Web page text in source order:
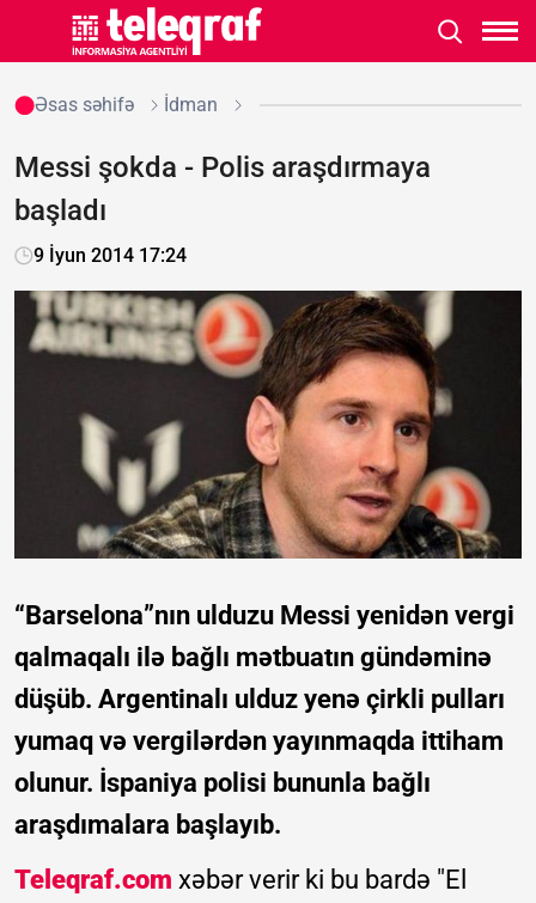
Əsas səhifə İdman
Messi şokda - Polis araşdırmaya
başladı
9 İyun 2014 17:24
“Barselona”nın ulduzu Messi yenidən vergi
qalmaqalı ilə bağlı mətbuatın gündəminə
düşüb. Argentinalı ulduz yenə çirkli pulları
yumaq və vergilərdən yayınmaqda ittiham
olunur. İspaniya polisi bununla bağlı
araşdımalara başlayıb.
Teleqraf.com xəbər verir ki bu bardə "El